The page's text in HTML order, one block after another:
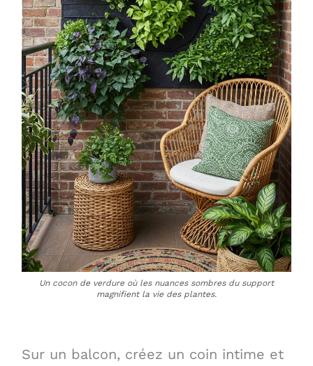
Un cocon de verdure où les nuances sombres du support
magnifient la vie des plantes.
Sur un balcon, créez un coin intime et